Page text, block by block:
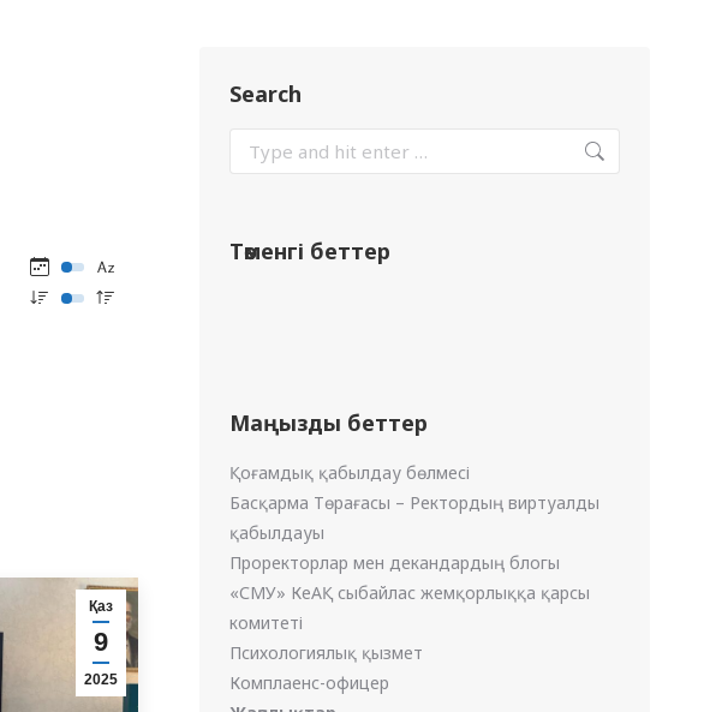
Қаз
9
2025
Search
Төменгі беттер
Маңызды беттер
Қоғамдық қабылдау бөлмесі
Басқарма Төрағасы – Ректордың виртуалды
қабылдауы
Проректорлар мен декандардың блогы
«СМУ» КеАҚ сыбайлас жемқорлыққа қарсы
комитеті
Психологиялық қызмет
Комплаенс-офицер